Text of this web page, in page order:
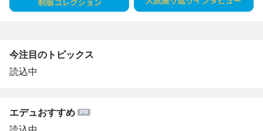
今注目のトピックス
読込中
エデュおすすめ